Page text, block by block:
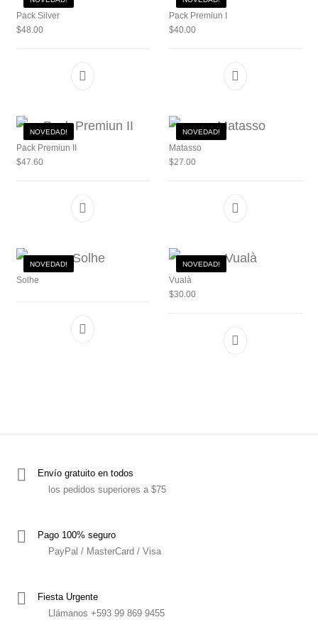
Pack Silver
$48.00
Pack Premiun I
$40.00
NOVEDAD!
Pack Premiun II
$47.60
NOVEDAD!
Matasso
$27.00
NOVEDAD!
Solhe
NOVEDAD!
Vualà
$30.00
Envío gratuito en todos
los pedidos superiores a $75
Pago 100% seguro
PayPal / MasterCard / Visa
Fiesta Urgente
Llámanos +593 99 869 9455